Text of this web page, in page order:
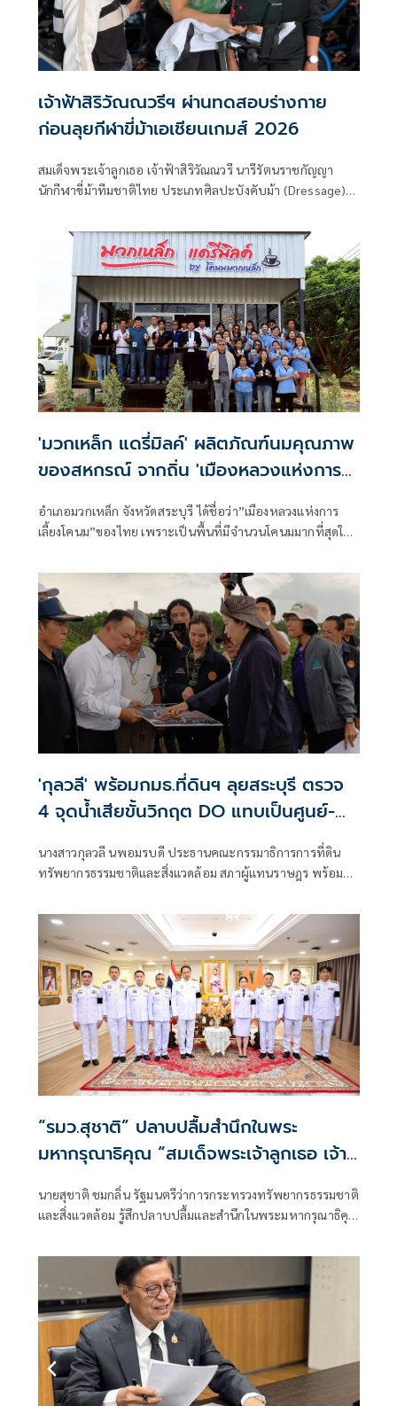
เจ้าฟ้าสิริวัณณวรีฯ ผ่านทดสอบร่างกาย
ก่อนลุยกีฬาขี่ม้าเอเชียนเกมส์ 2026
สมเด็จพระเจ้าลูกเธอ เจ้าฟ้าสิริวัณณวรี นารีรัตนราชกัญญา
นักกีฬาขี่ม้าทีมชาติไทย ประเภทศิลปะบังคับม้า (Dressage)
ทดสอบสมรรถภาพทางกาย (Physical Fitness Test) ตาม
เกณฑ์มาตรฐานของการกีฬาแห่งประเทศไทย เมื่อวันที่ 2
สิงหาคม 2569 เวลา 13.00 น. ตามเวลาท้องถิ่นของสหราช
อาณาจักร ณ ศูนย์กายภาพ สนามฝึกซ้อมของสโมสรเลสเตอร์ ซิตี้
Seagrave Training Centre (LCFC Training Ground) สหราช
อาณาจักร
'มวกเหล็ก แดรี่มิลค์' ผลิตภัณฑ์นมคุณภาพ
ของสหกรณ์ จากถิ่น 'เมืองหลวงแห่งการ
เลี้ยงโคนม' ไทย
อำเภอมวกเหล็ก จังหวัดสระบุรี ได้ชื่อว่า”เมืองหลวงแห่งการ
เลี้ยงโคนม”ของไทย เพราะเป็นพื้นที่มีจำนวนโคนมมากที่สุดใน
มวกเหล็ก จำกัด ถือเป็นหนึ่งในสถาบันเกษตรกรผู้เลี้ยงโคนมที่
สำคัญและมีความเก่าแก่ที่สุดแห่งหนึ่งในประเทศไทย
'กุลวลี' พร้อมกมธ.ที่ดินฯ ลุยสระบุรี ตรวจ
4 จุดน้ำเสียขั้นวิกฤต DO แทบเป็นศูนย์-
ปลาตายเกลื่อน สั่งส่งแล็บหาต้นตอมลพิษ
พร้อมหนุนตั้งหน่วยเคลื่อนที่เร็วลงตรวจ
ทันที ช่วยชาวบ้านเก็บหลักฐาน
นางสาวกุลวลี นพอมรบดี ประธานคณะกรรมาธิการการที่ดิน
ทรัพยากรธรรมชาติและสิ่งแวดล้อม สภาผู้แทนราษฎร พร้อม
ร่วมกับหน่วยงานที่เกี่ยวข้อง 15 หน่วยงาน ในการแก้ไขปัญหา
น้ำเสียสร้างความเดือดร้อนให้แก่ประชาชน
“รมว.สุชาติ” ปลาบปลื้มสำนึกในพระ
มหากรุณาธิคุณ “สมเด็จพระเจ้าลูกเธอ เจ้า
ฟ้าสิริวัณณวรีฯ” โปรดเกล้าฯ พระราชทาน
แจกันดอกไม้ เนื่องในวันคล้ายวันเกิด
นายสุชาติ ชมกลิ่น รัฐมนตรีว่าการกระทรวงทรัพยากรธรรมชาติ
และสิ่งแวดล้อม รู้สึกปลาบปลื้มและสำนึกในพระมหากรุณาธิคุณ